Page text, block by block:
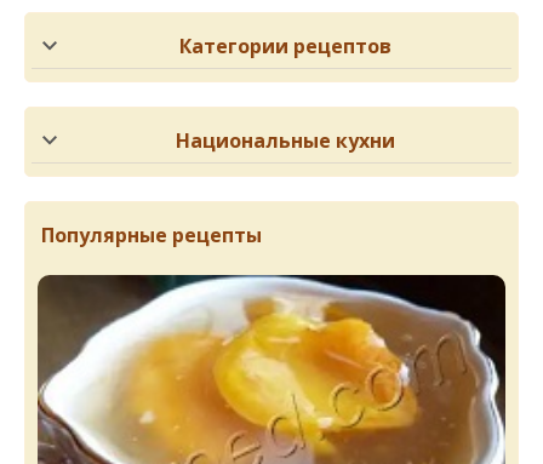
Категории рецептов
Национальные кухни
Популярные рецепты